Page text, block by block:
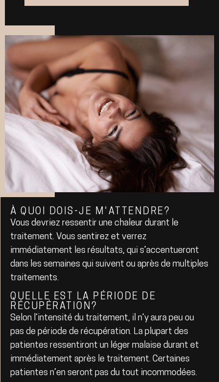
À QUOI DOIS-JE M'ATTENDRE?
Vous devriez ressentir une chaleur durant le
traitement. Vous sentirez et verrez
immédiatement les résultats, qui s’accentueront
dans les semaines qui suivent ou après de multiples
traitements.
QUELLE EST LA PÉRIODE DE
RÉCUPÉRATION?
Selon l’intensité du traitement, il n’y aura peu ou
pas de période de récupération. La plupart des
patientes ressentiront un léger malaise durant et
immédiatement après le traitement. Certaines
patientes n’en seront pas du tout incommodées.